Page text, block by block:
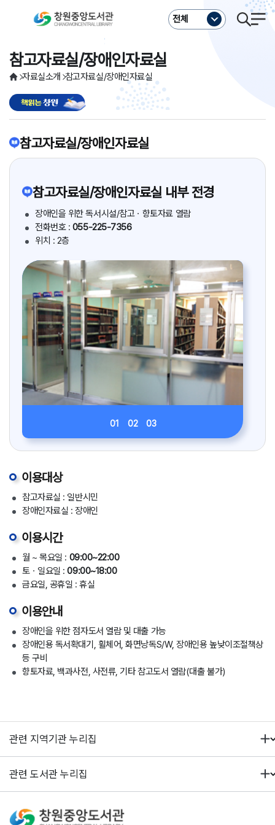
전체
자료실소개 참고자료실/장애인자료실
참고자료실/장애인자료실
참고자료실/장애인자료실
참고자료실/장애인자료실 내부 전경
장애인을 위한 독서시설/참고ㆍ향토자료 열람
전화번호 : 055-225-7356
위치 : 2층
01 02 03
이용대상
참고자료실 : 일반시민
장애인자료실 : 장애인
이용시간
월 ~ 목요일 : 09:00~22:00
토ㆍ일요일 :09:00~18:00
금요일, 공휴일 : 휴실
이용안내
장애인을 위한 점자도서 열람 및 대출 가능
장애인용 독서확대기, 휠체어, 화면낭독S/W, 장애인용 높낮이조절책상
등 구비
향토자료, 백과사전, 사전류, 기타 참고도서 열람(대출 불가)